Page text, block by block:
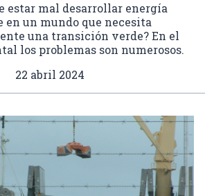
estar mal desarrollar energía
en un mundo que necesita
una transición verde? En el
los problemas son numerosos.
22 abril 2024